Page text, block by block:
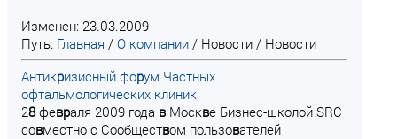
Изменен: 23.03.2009
Путь: Главная / О компании / Новости / Новости
Антикризисный форум Частных
офтальмологических клиник
28февраля 2009 года вМоскве Бизнес-школой SRC
совместно с Сообществом пользователей